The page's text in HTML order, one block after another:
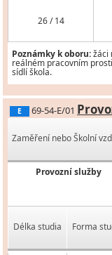
26 / 14
Poznámky k oboru:žáci
reálném pracovním
sídlí škola.
E 69-54-E/01
Zaměření nebo Školní
Provozní služby
Délka studia Forma